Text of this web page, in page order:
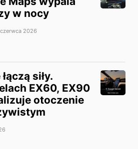
w nocy
2026
siły.
EX60, EX90
otoczenie